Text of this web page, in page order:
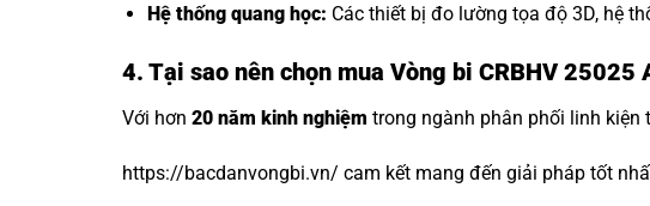
Hệ thống quang học: Các thiết bị đo lường tọa độ 3D, hệ
4. Tại sao nên chọn mua Vòng bi CRBHV
Với hơn 20 năm kinh nghiệm trong ngành phân phối linh kiện
https://bacdanvongbi.vn/ cam kết mang đến giải pháp tốt